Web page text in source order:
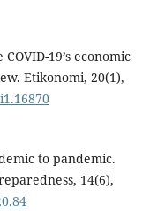
19’s economic
Etikonomi, 20(1),
to pandemic.
14(6),